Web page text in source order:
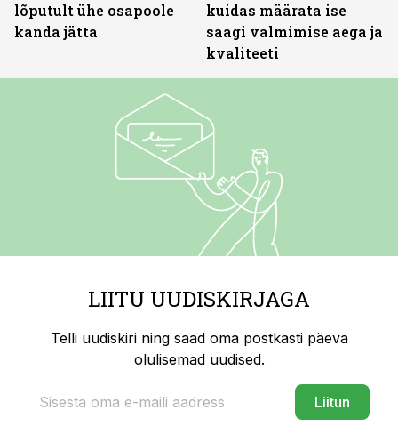
lõputult ühe osapoole
kanda jätta
kuidas määrata ise
saagi valmimise aega ja
kvaliteeti
LIITU UUDISKIRJAGA
Telli uudiskiri ning saad oma postkasti päeva
olulisemad uudised.
Liitun